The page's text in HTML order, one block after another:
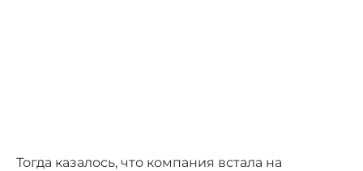
Тогда казалось, что компания встала на